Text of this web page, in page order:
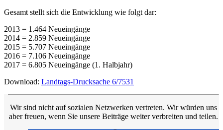
Gesamt stellt sich die Entwicklung wie folgt dar:
2013 = 1.464 Neueingänge
2014 = 2.859 Neueingänge
2015 = 5.707 Neueingänge
2016 = 7.106 Neueingänge
2017 = 6.805 Neueingänge (1. Halbjahr)
Download: Landtags-Drucksache 6/7531
Wir sind nicht auf sozialen Netzwerken vertreten. Wir würden uns
aber freuen, wenn Sie unsere Beiträge weiter verbreiten und teilen.